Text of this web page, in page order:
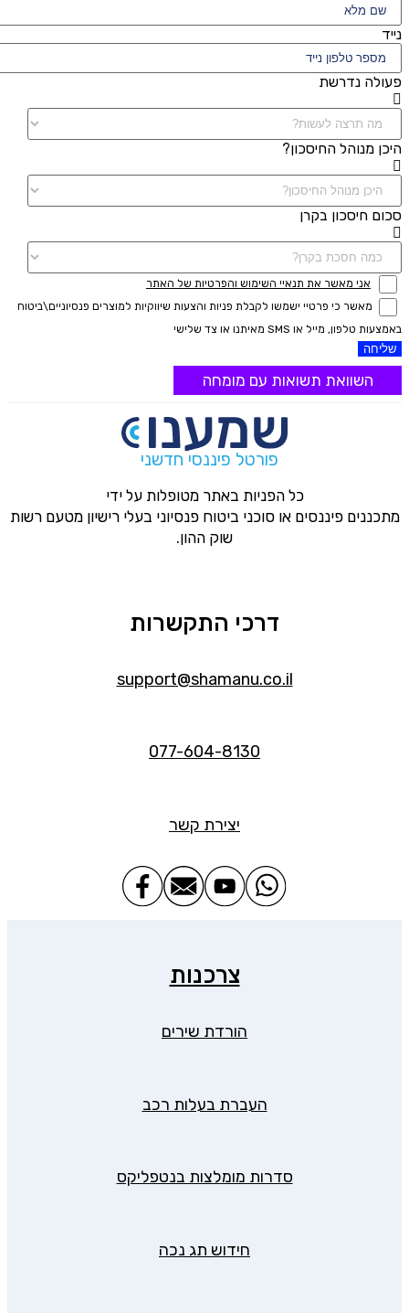
נייד
פעולה נדרשת
היכן מנוהל החיסכון?
סכום חיסכון בקרן
אני מאשר את תנאיי השימוש והפרטיות של האתר
מאשר כי פרטיי ישמשו לקבלת פניות והצעות שיווקיות למוצרים פנסיוניים\ביטוח
באמצעות טלפון, מייל או SMS מאיתנו או צד שלישי
שליחה
השוואת תשואות עם מומחה
פורטל פיננסי חדשני
כל הפניות באתר מטופלות על ידי
מתכננים פיננסים או סוכני ביטוח פנסיוני בעלי רישיון מטעם רשות
שוק ההון.
דרכי התקשרות
support@shamanu.co.il
077-604-8130
יצירת קשר
צרכנות
הורדת שירים
העברת בעלות רכב
סדרות מומלצות בנטפליקס
חידוש תג נכה